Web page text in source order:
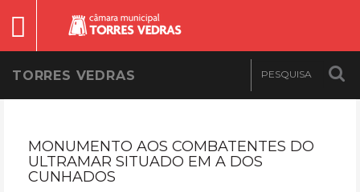
TORRES VEDRAS
MONUMENTO AOS COMBATENTES DO
ULTRAMAR SITUADO EM A DOS
CUNHADOS